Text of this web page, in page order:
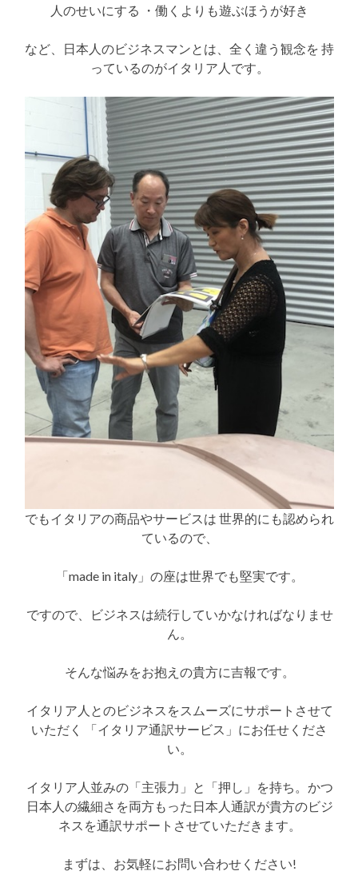
人のせいにする ・働くよりも遊ぶほうが好き
など、日本人のビジネスマンとは、全く違う観念を 持
っているのがイタリア人です。
でもイタリアの商品やサービスは 世界的にも認められ
ているので、
「made in italy」の座は世界でも堅実です。
ですので、ビジネスは続行していかなければなりませ
ん。
そんな悩みをお抱えの貴方に吉報です。
イタリア人とのビジネスをスムーズにサポートさせて
いただく 「イタリア通訳サービス」にお任せくださ
い。
イタリア人並みの「主張力」と「押し」を持ち。かつ
日本人の繊細さを両方もった日本人通訳が貴方のビジ
ネスを通訳サポートさせていただきます。
まずは、お気軽にお問い合わせください!